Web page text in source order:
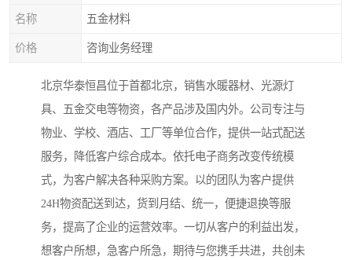
名称 五金材料
价格 咨询业务经理
北京华泰恒昌位于首都北京，销售水暖器材、光源灯
具、五金交电等物资，各产品涉及国内外。公司专注与
物业、学校、酒店、工厂等单位合作，提供一站式配送
服务，降低客户综合成本。依托电子商务改变传统模
式，为客户解决各种采购方案。以的团队为客户提供
24H物资配送到达，货到月结、统一，便捷退换等服
务，提高了企业的运营效率。一切从客户的利益出发，
想客户所想，急客户所急，期待与您携手共进，共创未